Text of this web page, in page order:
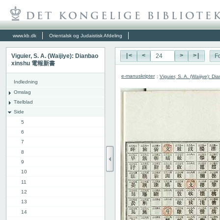
www.kb.dk Orientalsk og Judaistisk Afdeling
Viguier, S. A. (Waijiye): Dianbao
xinshu 電報新書
Indledning
Omslag
Titelblad
Side
5
6
7
8
9
10
11
12
13
14
|< < > >|
e-manuskripter : Viguier, S. A. (Waijiye):